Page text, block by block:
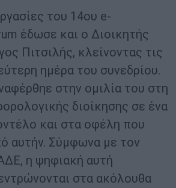
του 14ου e-
έδωσε και o Διοικητής
Πιτσιλής, κλείνοντας τις
ημέρα του συνεδρίου.
στην ομιλία του στη
διοίκησης σε ένα
και στα οφέλη που
αυτήν. Σύμφωνα με τον
η ψηφιακή αυτή
στα ακόλουθα